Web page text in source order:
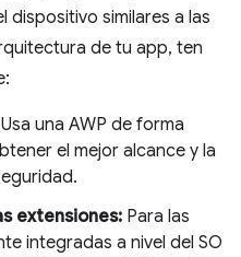
similares a las
de tu app, ten
Usa una AWP de forma
el mejor alcance y la
extensiones: Para las
integradas a nivel del SO